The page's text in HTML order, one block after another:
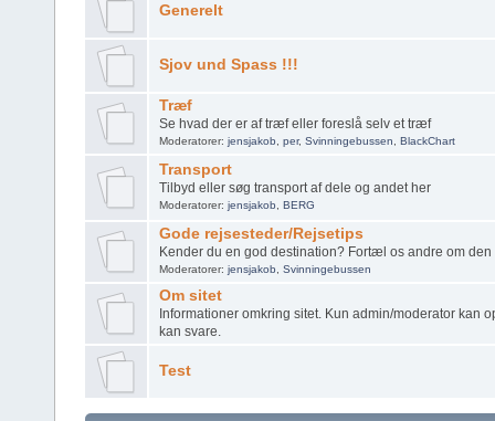
Generelt
Sjov und Spass !!!
Træf
Se hvad der er af træf eller foreslå selv et træf
Moderatorer: jensjakob per, Svinningebussen BlackChart
Transport
Tilbyd eller søg transport af dele og andet her
Moderatorer: jensjakob BERG
Gode rejsesteder/Rejsetips
Kender du en god destination? Fortæl os andre om den
Moderatorer: jensjakob Svinningebussen
Om sitet
Informationer omkring sitet. Kun admin/moderator kan
kan svare.
Test